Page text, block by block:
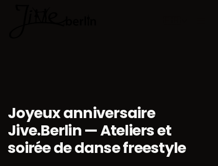
Joyeux anniversaire
Jive.Berlin — Ateliers et
soirée de danse freestyle